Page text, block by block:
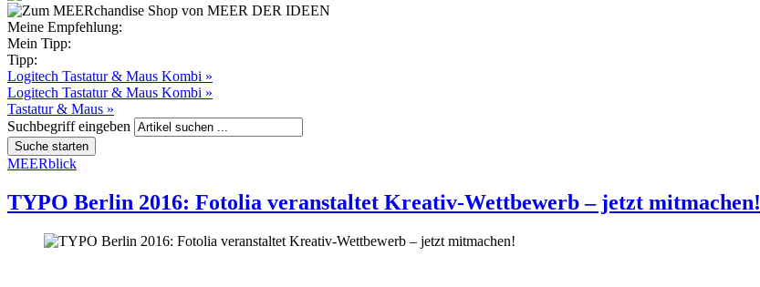
Meine Empfehlung:
Mein Tipp:
Tipp:
Logitech Tastatur & Maus Kombi »
Logitech Tastatur & Maus Kombi »
Tastatur & Maus »
Suchbegriff eingeben
MEERblick
TYPO Berlin 2016: Fotolia veranstaltet Kreativ-Wettbewerb – jetzt mitmachen!